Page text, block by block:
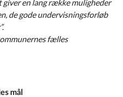
giver en lang række muligheder
de gode undervisningsforløb
fælles
mål